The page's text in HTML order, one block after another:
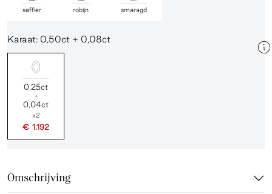
saffier robijn smaragd
Karaat: 0,50ct + 0,08ct
0,25ct
+
0,04ct
x2
€ 1.192
Omschrijving